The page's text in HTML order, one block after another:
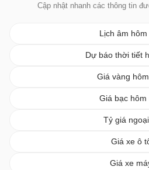
Cập nhật nhanh các thông tin
Lịch âm hôm
Dự báo thời tiết
Giá vàng
Giá bạc hôm
Tỷ giá
Giá xe ô
Giá xe